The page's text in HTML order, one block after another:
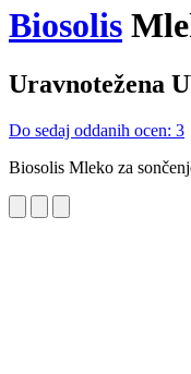
Biosolis
Uravnotežena
Do sedaj oddanih ocen: 3
Biosolis Mleko za